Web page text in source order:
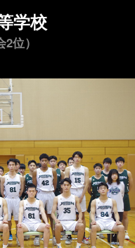
学校
位）